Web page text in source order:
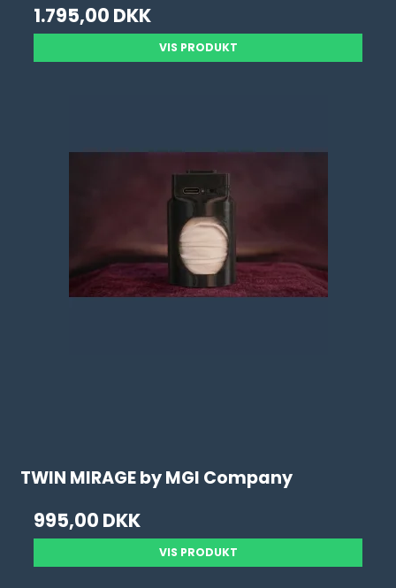
1.795,00 DKK
VIS PRODUKT
TWIN MIRAGE by MGI Company
995,00 DKK
VIS PRODUKT